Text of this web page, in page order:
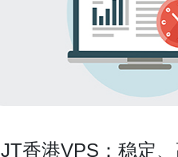
香港VPS：稳定